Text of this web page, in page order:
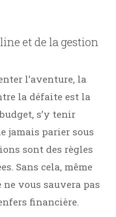
et de la gestion
l’aventure, la
la défaite est la
s’y tenir
jamais parier sous
sont des règles
Sans cela, même
vous sauvera pas
financière.